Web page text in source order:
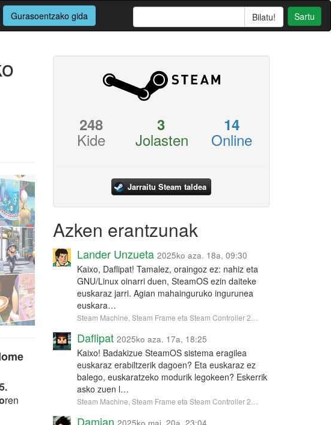
Gurasoentzako gida Sartu
ren
248
Kide
3
Jolasten
14
Online
Jarraitu Steam taldea
Azken erantzunak
Lander Unzueta 2025ko aza. 18a, 09:30
Kaixo, Daflipat! Tamalez, oraingoz ez: nahiz eta
GNU/Linux oinarri duen, SteamOS ezin daiteke
euskaraz jarri. Agian mahainguruko ingurunea
euskara…
Steam Machine, Steam Frame eta Steam Controller 2…
Daflipat 2025ko aza. 17a, 18:25
Kaixo! Badakizue SteamOS sistema eragilea
euskaraz erabiltzerik dagoen? Eta euskaraz ez
balego, euskaratzeko modurik legokeen? Eskerrik
asko zuen l…
Steam Machine, Steam Frame eta Steam Controller 2…
Damian